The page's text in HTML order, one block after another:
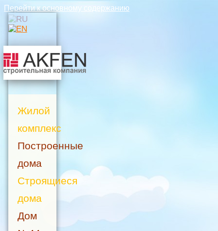
Перейти к основному содержанию
Жилой
комплекс
Построенные
дома
Строящиеся
дома
Дом